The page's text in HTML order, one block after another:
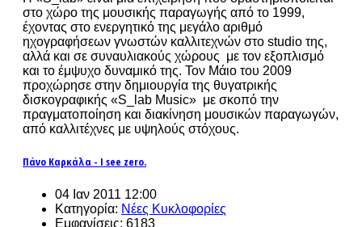
στο χώρο της μουσικής παραγωγής από το 1999,
έχοντας στο ενεργητικό της μεγάλο αριθμό
ηχογραφήσεων γνωστών καλλιτεχνών στο studio της,
αλλά και σε συναυλιακούς χώρους με τον εξοπλισμό
και το έμψυχο δυναμικό της. Τον Μάιο του 2009
προχώρησε στην δημιουργία της θυγατρικής
δισκογραφικής «S_lab Music» με σκοπό την
πραγματοποίηση και διακίνηση μουσικών παραγωγών,
από καλλιτέχνες με υψηλούς στόχους.
Πάνο Καρκάλα - I see zero.
04 Ιαν 2011 12:00
Κατηγορία: Νέες Κυκλοφορίες
Εμφανίσεις: 6183